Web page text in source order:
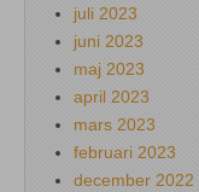
juli 2023
juni 2023
maj 2023
april 2023
mars 2023
februari 2023
december 2022